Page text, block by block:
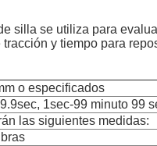
silla se utiliza para
y tiempo para
o especificados
1sec-99 minuto 99
las siguientes medidas: